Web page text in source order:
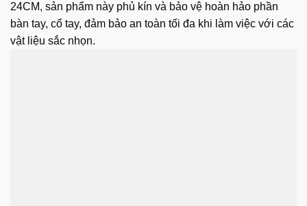
24CM, sản phẩm này phủ kín và bảo vệ hoàn hảo phần
bàn tay, cổ tay, đảm bảo an toàn tối đa khi làm việc với các
vật liệu sắc nhọn.